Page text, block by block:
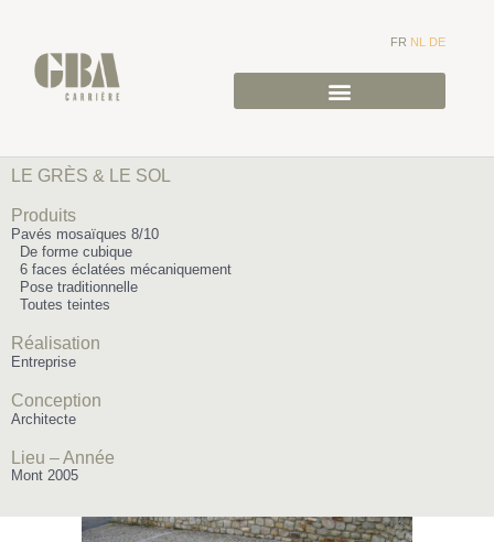
FR NL DE
LE GRÈS & LE SOL
Produits
Pavés mosaïques 8/10
De forme cubique
6 faces éclatées mécaniquement
Pose traditionnelle
Toutes teintes
Réalisation
Entreprise
Conception
Architecte
Lieu – Année
Mont 2005